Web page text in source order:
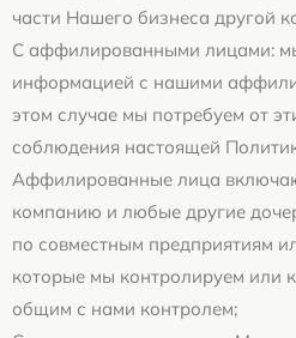
части Нашего бизнеса другой
С аффилированными лицами:
информацией с нашими
этом случае мы потребуем от
соблюдения настоящей
Аффилированные лица
компанию и любые другие
по совместным предприятиям
которые мы контролируем или
общим с нами контролем;